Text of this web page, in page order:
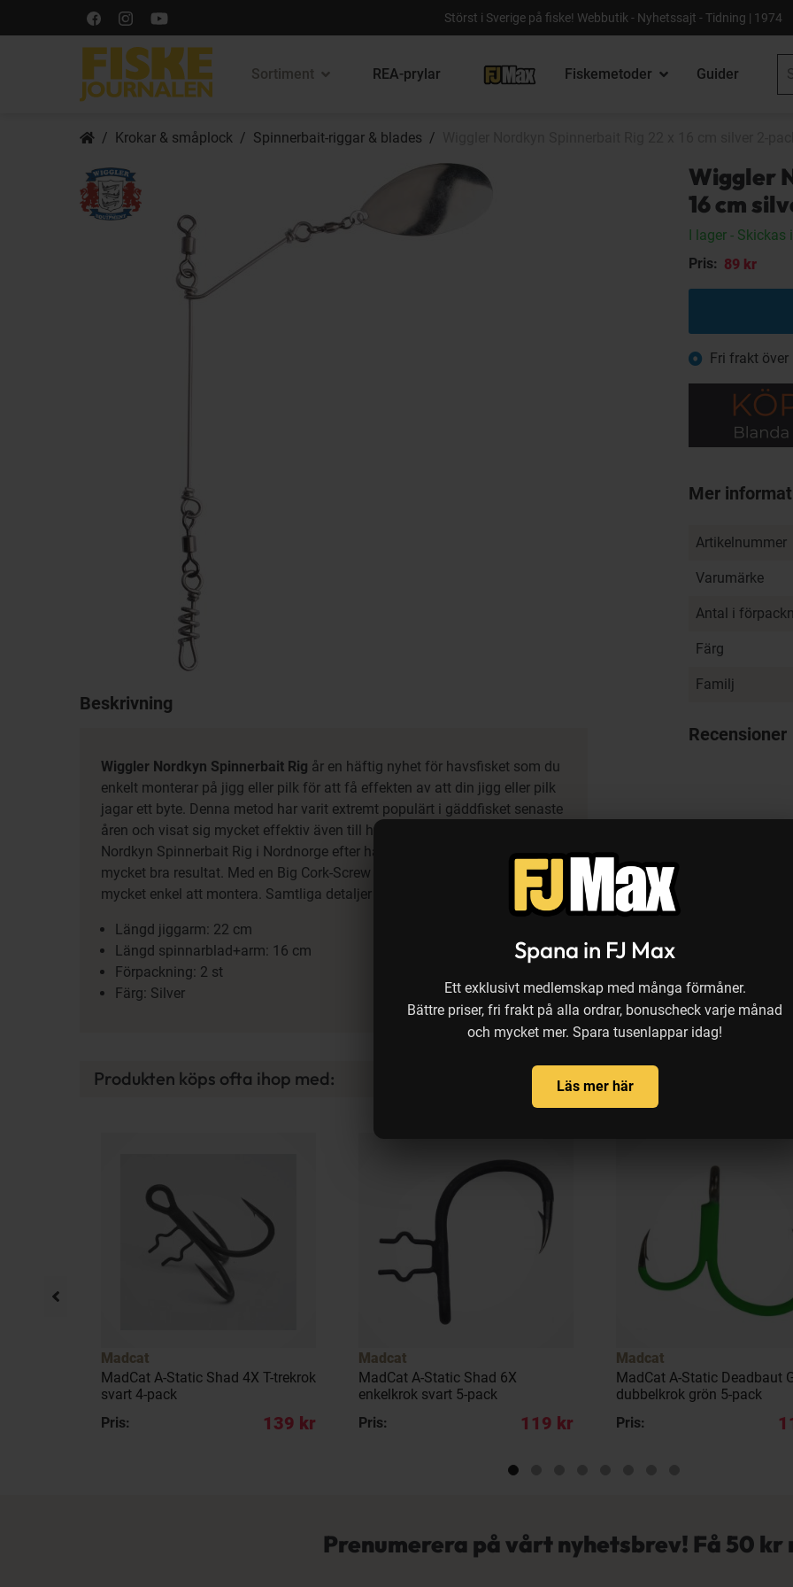
Spana in FJ Max
Ett exklusivt medlemskap med många förmåner.
Bättre priser, fri frakt på alla ordrar, bonuscheck varje månad
och mycket mer. Spara tusenlappar idag!
Läs mer här
Störst i Sverige på fiske! Webbutik - Nyhetssajt - Tidning | 1974
Sortiment REA-prylar Fiskemetoder Guider
Krokar & småplock Spinnerbait-riggar & blades
Beskrivning
Wiggler Nordkyn Spinnerbait Rig år en häftig nyhet för havsfisket som du
enkelt monterar på jigg eller pilk för att få effekten av att din jigg eller pilk
jagar ett byte. Denna metod har varit extremt populärt i gäddfisket senaste
åren och visat sig mycket effektiv även till havsfisket. Vi har provfiskat
Nordkyn Spinnerbait Rig i Nordnorge efter hälleflundra under 2019 med
mycket bra resultat. Med en Big Cork-Screw Snap i nedre änden är riggen
mycket enkel att montera. Samtliga detaljer är rostfria.
Längd jiggarm: 22 cm
Längd spinnarblad+arm: 16 cm
Förpackning: 2 st
Färg: Silver
Wiggler
16 cm
I lager- Skickas
Pris: 89 kr
Fri frakt över
Mer
Artikelnummer
Varumärke
Antal i
Färg
Familj
Recensioner
Produkten köps ofta ihop med:
Madcat
MadCat A-Static Shad 4X T-trekrok
svart 4-pack
Pris:
139 kr
Madcat
MadCat A-Static Shad 6X
enkelkrok svart 5-pack
Pris:
119 kr
Madcat
MadCat A-Static Deadbaut
dubbelkrok grön 5-pack
Pris:
Prenumerera på vårt nyhetsbrev! Få50 kr